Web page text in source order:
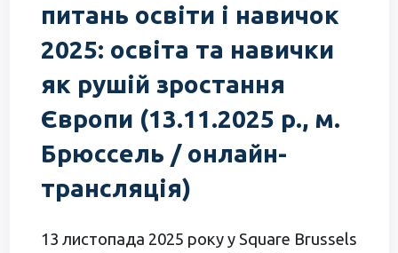
питань освіти і навичок
2025: освіта та навички
як рушій зростання
Європи (13.11.2025 р., м.
Брюссель / онлайн-
трансляція)
13 листопада 2025 року у Square Brussels